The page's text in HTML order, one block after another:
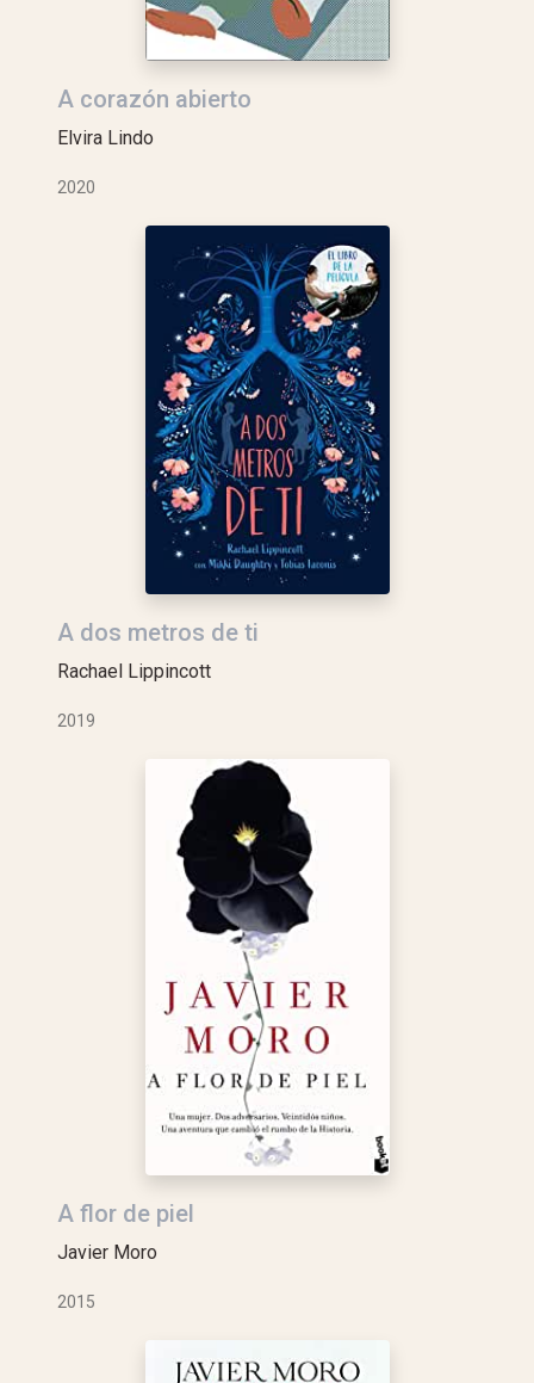
A corazón abierto
Elvira Lindo
2020
A dos metros de ti
Rachael Lippincott
2019
A flor de piel
Javier Moro
2015